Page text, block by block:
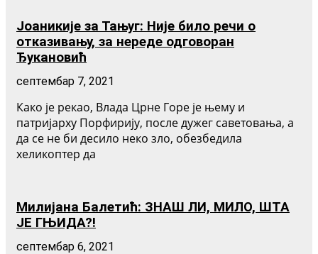
Јоаникије за Тањуг: Није било речи о
отказивању, за нереде одговоран
Ђукановић
септембар 7, 2021
Како је рекао, Влада Црне Горе је њему и
патријарху Порфирију, после дужег саветовања, а
да се не би десило неко зло, обезбедила
хеликоптер да
Милијана Балетић: ЗНАШ ЛИ, МИЛО, ШТА
ЈЕ ГЊИДА?!
септембар 6, 2021